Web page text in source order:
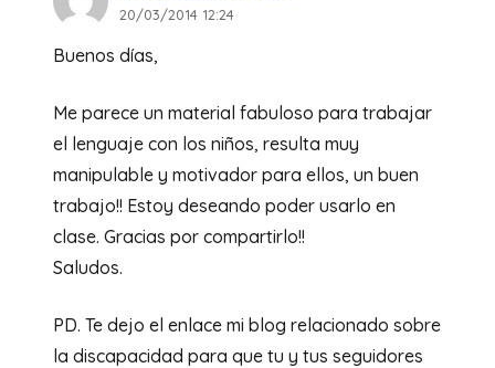
20/03/2014 12:24
Buenos días,
Me parece un material fabuloso para trabajar
el lenguaje con los niños, resulta muy
manipulable y motivador para ellos, un buen
trabajo!! Estoy deseando poder usarlo en
clase. Gracias por compartirlo!!
Saludos.
PD. Te dejo el enlace mi blog relacionado sobre
la discapacidad para que tu y tus seguidores